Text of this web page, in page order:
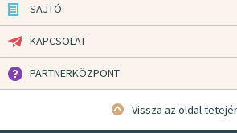
SAJTÓ
KAPCSOLAT
PARTNERKÖZPONT
Vissza az oldal